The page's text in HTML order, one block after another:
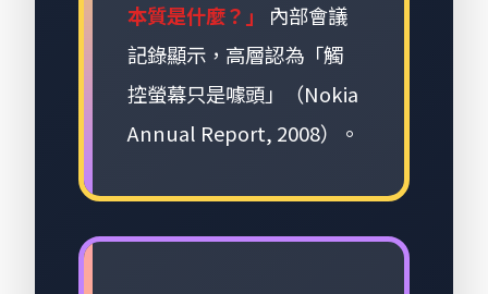
本質是什麼？」
內部會議
記錄顯示，高層認為「觸
控螢幕只是噱頭」（Nokia
Annual Report, 2008）。